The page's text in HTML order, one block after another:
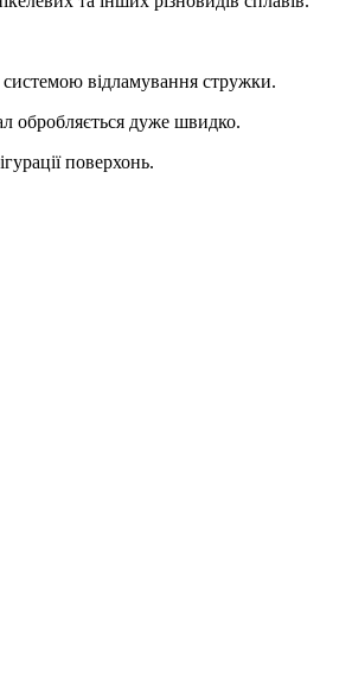
відламування стружки.
обробляється дуже швидко.
поверхонь.